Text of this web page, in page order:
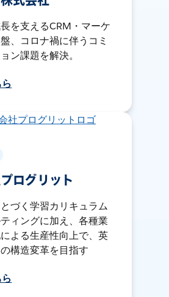
を支えるCRM・マーケ
、コロナ禍に伴うコミ
ン課題を解決。
ログリット
づく学習カリキュラム
ィングに加え、各種業
よる生産性向上で、英
構造変革を目指す